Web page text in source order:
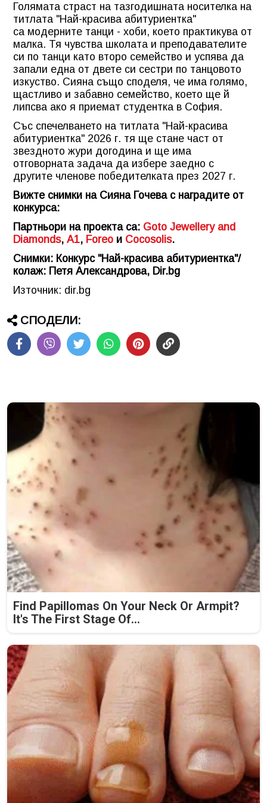
Голямата страст на тазгодишната носителка на
титлата "Най-красива абитуриентка"
са модерните танци - хоби, което практикува от
малка. Тя чувства школата и преподавателите
си по танци като второ семейство и успява да
запали една от двете си сестри по танцовото
изкуство. Сияна също споделя, че има голямо,
щастливо и забавно семейство, което ще й
липсва ако я приемат студентка в София.
Със спечелването на титлата "Най-красива
абитуриентка" 2026 г. тя ще стане част от
звездното жури догодина и ще има
отговорната задача да избере заедно с
другите членове победителката през 2027 г.
Вижте снимки на Сияна Гочева с наградите от
конкурса:
Партньори на проекта са: Goto Jewellery and
Diamonds, А1, Foreo и Cocosolis.
Снимки: Конкурс "Най-красива абитуриентка"/
колаж: Петя Александрова, Dir.bg
Източник: dir.bg
СПОДЕЛИ:
Find Papillomas On Your Neck Or Armpit?
It's The First Stage Of...